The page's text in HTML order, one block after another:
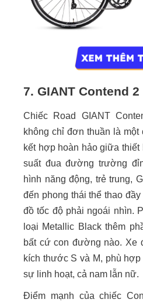
7. GIANT Contend 2
Chiếc Road GIANT
không chỉ đơn thuần là
kết hợp hoàn hảo giữa
suất đua đường trường
hình năng động, trẻ trung,
đến phong thái thể thao
đồ tốc độ phải ngoái nhìn.
loại Metallic Black thêm
bất cứ con đường nào. Xe
kích thước S và M, phù
sự linh hoạt, cả nam lẫn nữ.
Điểm mạnh của chiếc